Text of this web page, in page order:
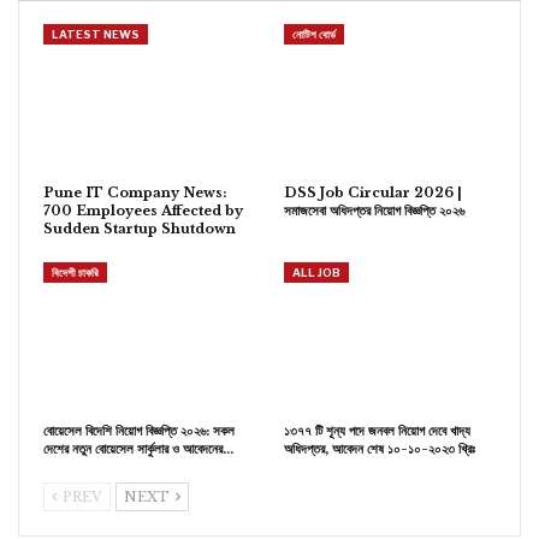
LATEST NEWS
Pune IT Company News:
700 Employees Affected by
Sudden Startup Shutdown
নোটিশ বোর্ড
DSS Job Circular 2026 |
সমাজসেবা অধিদপ্তর নিয়োগ বিজ্ঞপ্তি ২০২৬
বিদেশী চাকরি
বোয়েসেল বিদেশি নিয়োগ বিজ্ঞপ্তি ২০২৬: সকল
দেশের নতুন বোয়েসেল সার্কুলার ও আবেদনের…
ALL JOB
১৩৭৭ টি শূন্য পদে জনবল নিয়োগ দেবে খাদ্য
অধিদপ্তর, আবেদন শেষ ১০-১০-২০২৩ খ্রিঃ
PREV NEXT